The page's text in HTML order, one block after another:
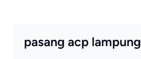
pasang acp lampung